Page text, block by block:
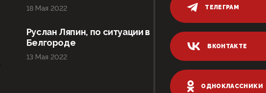
18 Мая 2022
Руслан Ляпин, по ситуации в
Белгороде
13 Мая 2022
ТЕЛЕГРАМ
ВКОНТАКТЕ
ОДНОКЛАССНИКИ